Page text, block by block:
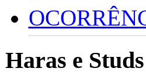
Haras e Studs